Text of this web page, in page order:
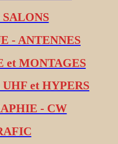
- ANTENNES
et MONTAGES
et HYPERS
- CW